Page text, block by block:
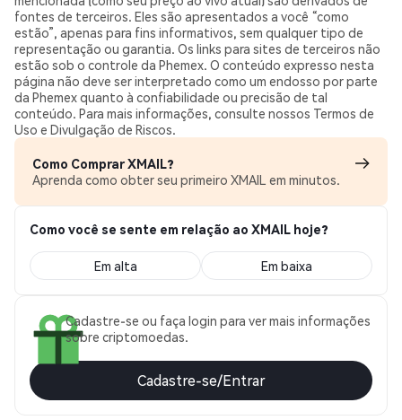
fontes de terceiros. Eles são apresentados a você “como
estão”, apenas para fins informativos, sem qualquer tipo de
representação ou garantia. Os links para sites de terceiros não
estão sob o controle da Phemex. O conteúdo expresso nesta
página não deve ser interpretado como um endosso por parte
da Phemex quanto à confiabilidade ou precisão de tal
conteúdo. Para mais informações, consulte nossos Termos de
Uso e Divulgação de Riscos.
Como Comprar XMAIL?
Aprenda como obter seu primeiro XMAIL em minutos.
Como você se sente em relação ao XMAIL hoje?
Em alta Em baixa
Cadastre-se ou faça login para ver mais informações
sobre criptomoedas.
Cadastre-se/Entrar